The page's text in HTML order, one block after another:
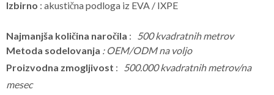
Izbirno : akustična podloga iz EVA / IXPE
Najmanjša količina naročila : 500 kvadratnih metrov
Metoda sodelovanja : OEM/ODM na voljo
Proizvodna zmogljivost : 500.000 kvadratnih metrov/na
mesec